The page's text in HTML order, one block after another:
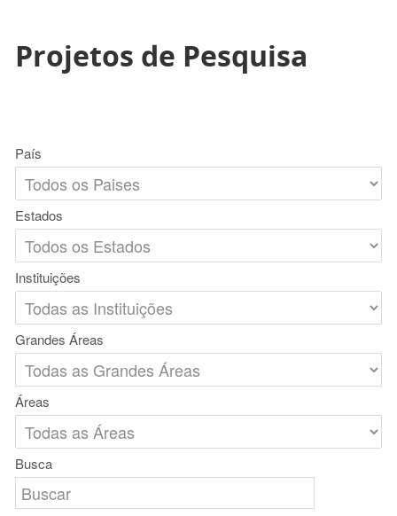
Projetos de Pesquisa
País
Estados
Instituições
Grandes Áreas
Áreas
Busca